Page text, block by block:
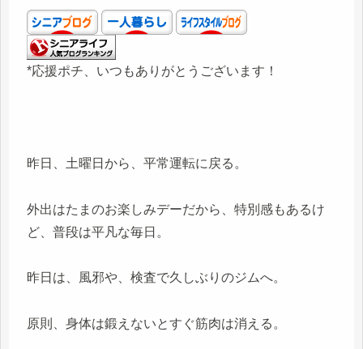
*応援ポチ、いつもありがとうございます！
昨日、土曜日から、平常運転に戻る。
外出はたまのお楽しみデーだから、特別感もあるけ
ど、普段は平凡な毎日。
昨日は、風邪や、検査で久しぶりのジムへ。
原則、身体は鍛えないとすぐ筋肉は消える。